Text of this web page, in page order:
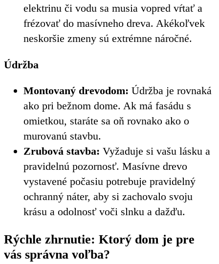
elektrinu či vodu sa musia vopred vŕtať a
frézovať do masívneho dreva. Akékoľvek
neskoršie zmeny sú extrémne náročné.
Údržba
Montovaný drevodom: Údržba je rovnaká
ako pri bežnom dome. Ak má fasádu s
omietkou, staráte sa oň rovnako ako o
murovanú stavbu.
Zrubová stavba: Vyžaduje si vašu lásku a
pravidelnú pozornosť. Masívne drevo
vystavené počasiu potrebuje pravidelný
ochranný náter, aby si zachovalo svoju
krásu a odolnosť voči slnku a dažďu.
Rýchle zhrnutie: Ktorý dom je pre
vás správna voľba?